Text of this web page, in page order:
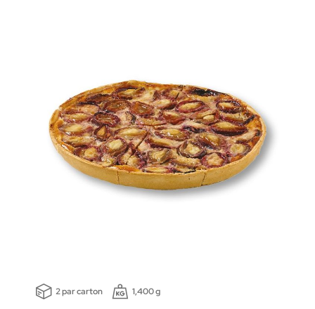
2 par carton 1,400 g